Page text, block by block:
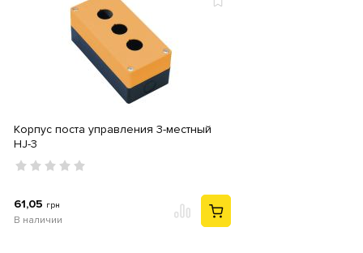
Корпус поста управления 3-местный
HJ-3
61,05 грн
В наличии